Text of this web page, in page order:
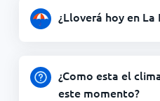
¿Lloverá hoy en La
¿Como esta el
este momento?